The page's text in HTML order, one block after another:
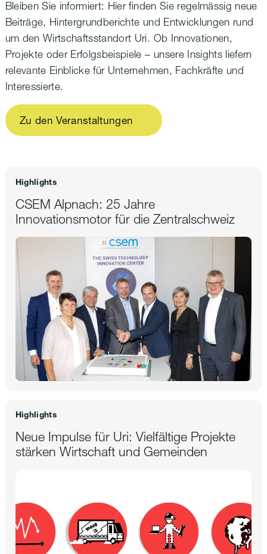
Bleiben Sie informiert: Hier finden Sie regelmässig neue
Beiträge, Hintergrundberichte und Entwicklungen rund
um den Wirtschaftsstandort Uri. Ob Innovationen,
Projekte oder Erfolgsbeispiele – unsere Insights liefern
relevante Einblicke für Unternehmen, Fachkräfte und
Interessierte.
Zu den Veranstaltungen
Highlights
CSEM Alpnach: 25 Jahre
Innovationsmotor für die Zentralschweiz
Highlights
Neue Impulse für Uri: Vielfältige Projekte
stärken Wirtschaft und Gemeinden